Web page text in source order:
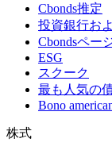
Cbonds推定
投資銀行お
Cbondsペー
ESG
スクーク
最も人気の
Bono
株式